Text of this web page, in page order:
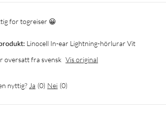
for togreiser 😀
Linocell In-ear Lightning-hörlurar Vit
oversatt fra svensk Vis original
nyttig? Ja (0) Nei (0)